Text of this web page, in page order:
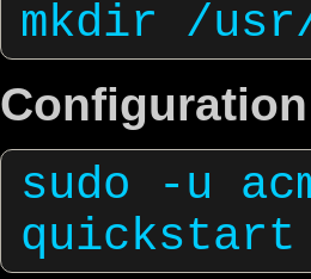
sudo -u